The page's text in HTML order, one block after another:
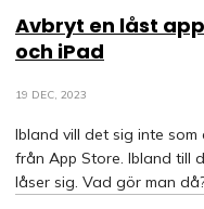
Avbryt en låst
och iPad
19 DEC, 2023
Ibland vill det sig inte
från App Store. Ibland till
låser sig. Vad gör man